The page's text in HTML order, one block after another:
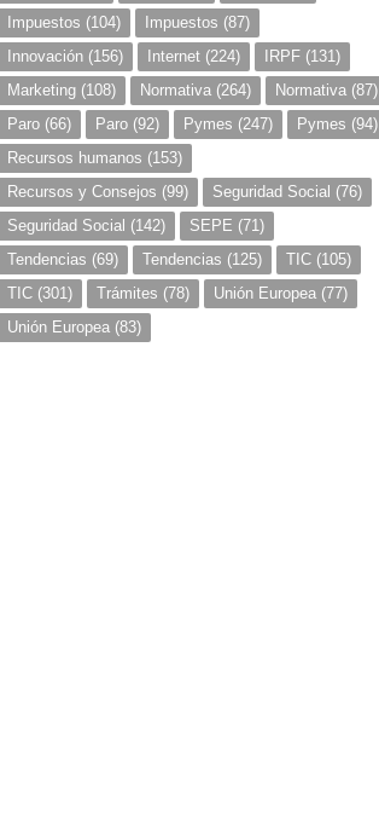
Impuestos (104) Impuestos (87)
Innovación (156) Internet (224) IRPF (131)
Marketing (108) Normativa (264) Normativa (87)
Paro (66) Paro (92) Pymes (247) Pymes (94)
Recursos humanos (153)
Recursos y Consejos (99) Seguridad Social (76)
Seguridad Social (142) SEPE (71)
Tendencias (69) Tendencias (125) TIC (105)
TIC (301) Trámites (78) Unión Europea (77)
Unión Europea (83)